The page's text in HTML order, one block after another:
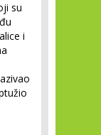
su
i